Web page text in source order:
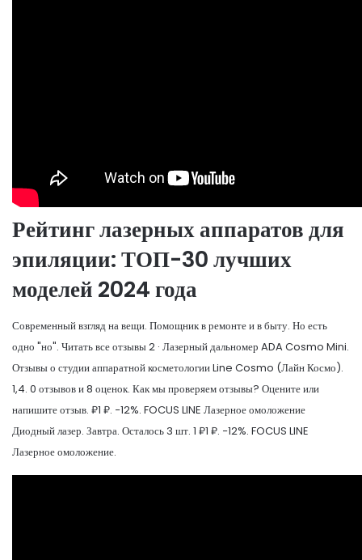
Рейтинг лазерных аппаратов для
эпиляции: ТОП-30 лучших
моделей 2024 года
Современный взгляд на вещи. Помощник в ремонте и в быту. Но есть
одно "но". Читать все отзывы 2 · Лазерный дальномер ADA Cosmo Mini.
Отзывы о студии аппаратной косметологии Line Cosmo (Лайн Космо).
1,4. 0 отзывов и 8 оценок. Как мы проверяем отзывы? Оцените или
напишите отзыв. ₽1 ₽. −12%. FOCUS LINE Лазерное омоложение
Диодный лазер. Завтра. Осталось 3 шт. 1 ₽1 ₽. −12%. FOCUS LINE
Лазерное омоложение.